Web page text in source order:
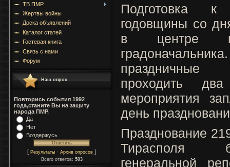
ТВ ПМР
Жертвы войны
Доска объявлений
Каталог статей
Гостевая книга
Связь с нами
Форум
Наш опрос
Повторись события 1992
года,станите Вы на защиту
народа ПМР.
Да
Нет
Воздержусь
[ Результаты · Архив опросов ]
Всего ответов: 503
Подготовка к
годовщины со
в центре
праздничные
проходить
мероприятия
день
Празднование
Тирасполя
генеральной